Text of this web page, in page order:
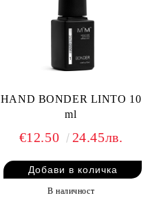
HAND BONDER LINTO 10
ml
€12.50 24.45лв.
В наличност